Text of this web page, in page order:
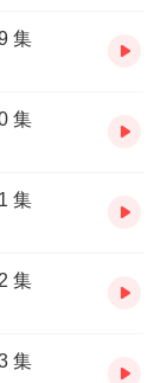
集
集
集
集
集